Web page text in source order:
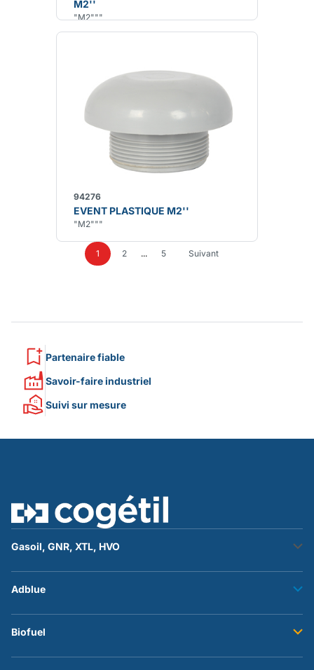
M2''
"M2"""
94276
EVENT PLASTIQUE M2''
"M2"""
1 2 ... 5 Suivant
Partenaire fiable
Savoir-faire industriel
Suivi sur mesure
Gasoil, GNR, XTL, HVO
Transfert fuel
Adblue
Transfert adblue
Biofuel